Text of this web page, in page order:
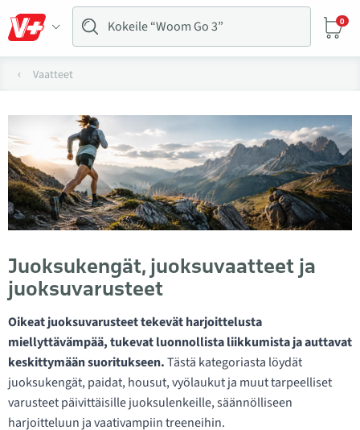
0
Vaatteet
Juoksukengät, juoksuvaatteet ja
juoksuvarusteet
Oikeat juoksuvarusteet tekevät harjoittelusta
miellyttävämpää, tukevat luonnollista liikkumista ja auttavat
keskittymään suoritukseen.Tästä kategoriasta löydät
juoksukengät, paidat, housut, vyölaukut ja muut tarpeelliset
varusteet päivittäisille juoksulenkeille, säännölliseen
harjoitteluun ja vaativampiin treeneihin.